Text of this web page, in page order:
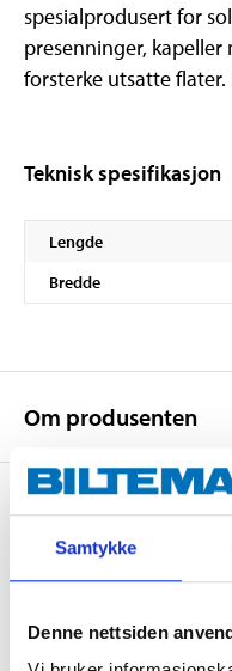
Samtykke
Denne nettsiden
spesialprodusert for
presenninger, kapeller
forsterke utsatte
Teknisk spesifikasjon
Lengde
Bredde
Om produsenten